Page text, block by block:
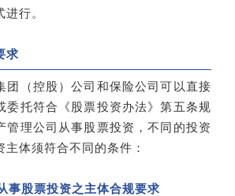
进行。
求
团（控股）公司和保险公司可以直接
委托符合《股票投资办法》第五条规
管理公司从事股票投资，不同的投资
体须符合不同的条件：
事股票投资之主体合规要求